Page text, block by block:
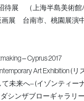
展 （上海半島美術館/
展 台南市、桃園展演
‒ Cyprus 2017
Art Exhibition
未来へ– (イゾンティー
シンザブローギャラリ